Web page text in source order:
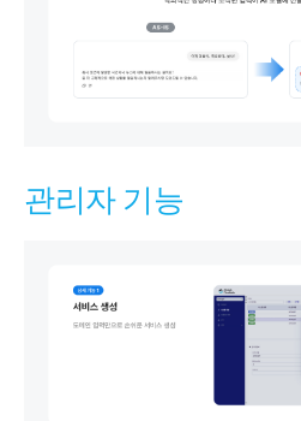
관리자 기능